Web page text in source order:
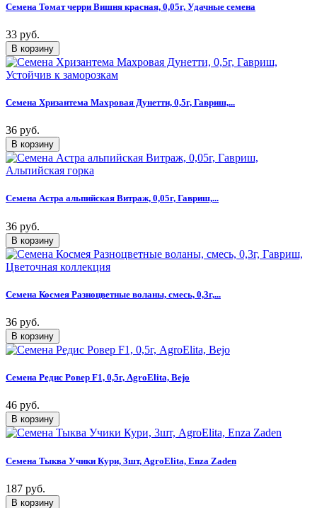
Семена Томат черри Вишня красная, 0,05г, Удачные семена
33 руб.
Семена Хризантема Махровая Дунетти, 0,5г, Гавриш,...
36 руб.
Семена Астра альпийская Витраж, 0,05г, Гавриш,...
36 руб.
Семена Космея Разноцветные воланы, смесь, 0,3г,...
36 руб.
Семена Редис Ровер F1, 0,5г, AgroElita, Bejo
46 руб.
Семена Тыква Учики Кури, 3шт, AgroElita, Enza Zaden
187 руб.